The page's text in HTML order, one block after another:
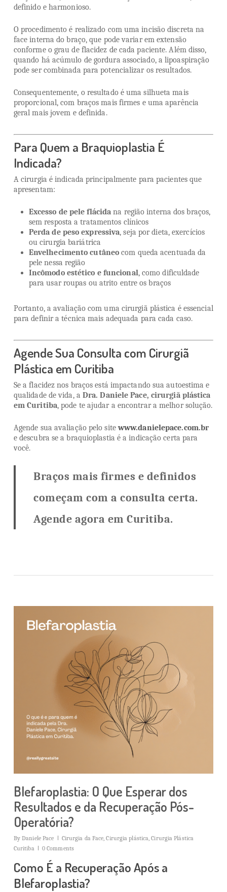
definido e harmonioso.
O procedimento é realizado com uma incisão discreta na
face interna do braço, que pode variar em extensão
conforme o grau de flacidez de cada paciente. Além disso,
quando há acúmulo de gordura associado, a lipoaspiração
pode ser combinada para potencializar os resultados.
Consequentemente, o resultado é uma silhueta mais
proporcional, com braços mais firmes e uma aparência
geral mais jovem e definida.
Para Quem a Braquioplastia É
Indicada?
A cirurgia é indicada principalmente para pacientes que
apresentam:
Excesso de pele flácida na região interna dos braços,
sem resposta a tratamentos clínicos
Perda de peso expressiva, seja por dieta, exercícios
ou cirurgia bariátrica
Envelhecimento cutâneo com queda acentuada da
pele nessa região
Incômodo estético e funcional, como dificuldade
para usar roupas ou atrito entre os braços
Portanto, a avaliação com uma cirurgiã plástica é essencial
para definir a técnica mais adequada para cada caso.
Agende Sua Consulta com Cirurgiã
Plástica em Curitiba
Se a flacidez nos braços está impactando sua autoestima e
qualidade de vida, a Dra. Daniele Pace, cirurgiã plástica
em Curitiba, pode te ajudar a encontrar a melhor solução.
Agende sua avaliação pelo sitewww.danielepace.com.br
e descubra se a braquioplastia é a indicação certa para
você.
Braços mais firmes e definidos
começam com a consulta certa.
Agende agora em Curitiba.
Blefaroplastia: O Que Esperar dos
Resultados e da Recuperação Pós-
Operatória?
By Daniele Pace Cirurgia da Face,Cirurgia plástica,Cirurgia Plástica
Curitiba
0 Comments
Como É a Recuperação Após a
Blefaroplastia?